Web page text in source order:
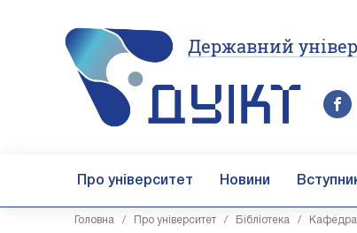
Державний
Про університет Новини
Головна / Про університет/ Бібліотека / Кафедра